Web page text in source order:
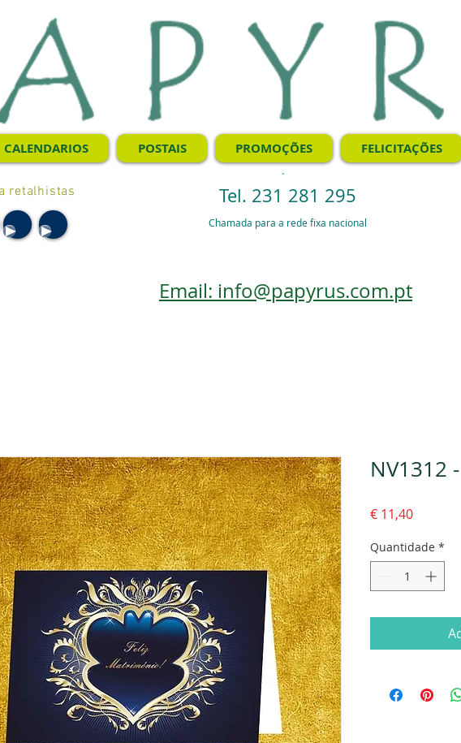
CALENDARIOS POSTAIS PROMOÇÕES FELICITAÇÕES
.
retalhistas Tel. 231 281 295
Chamada para a rede fixa nacional
Email: info@papyrus.com.pt
NV1312
€ 11,40Preço
Quantidade *